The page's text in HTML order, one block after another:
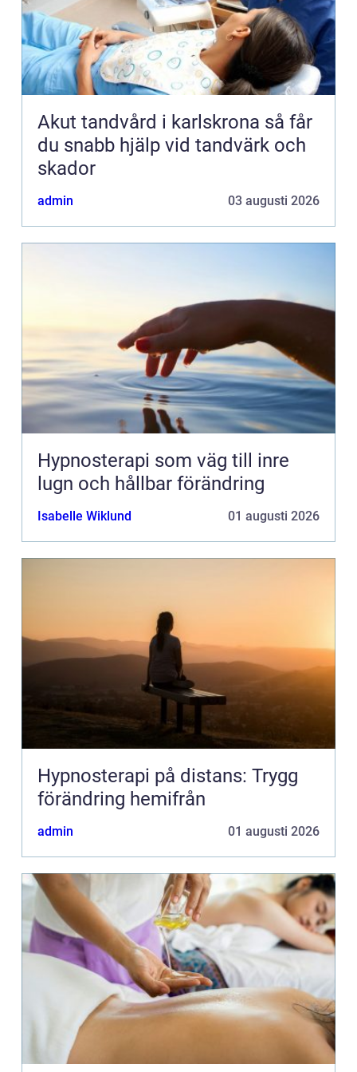
Akut tandvård i karlskrona så får
du snabb hjälp vid tandvärk och
skador
admin 03 augusti 2026
Hypnosterapi som väg till inre
lugn och hållbar förändring
Isabelle Wiklund 01 augusti 2026
Hypnosterapi på distans: Trygg
förändring hemifrån
admin 01 augusti 2026